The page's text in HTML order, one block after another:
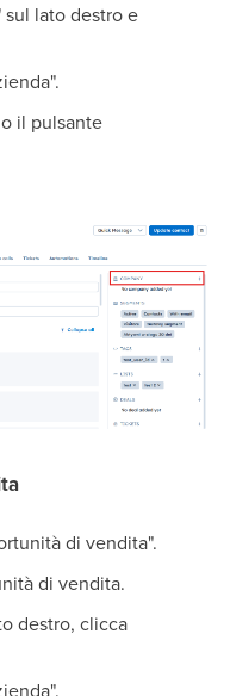
lato destro e
il pulsante
di vendita".
di vendita.
destro, clicca